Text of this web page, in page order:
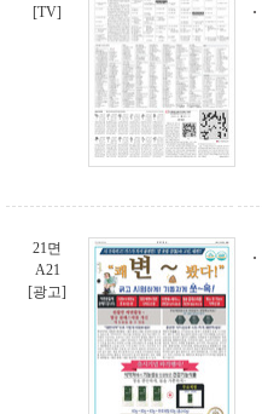
[TV]
21면
A21
[광고]